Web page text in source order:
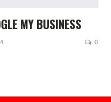
MY BUSINESS
0